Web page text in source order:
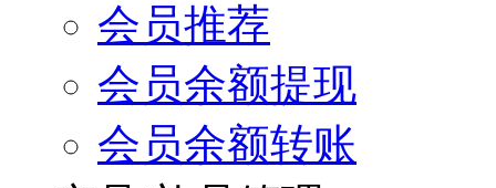
会员推荐
会员余额提现
会员余额转账